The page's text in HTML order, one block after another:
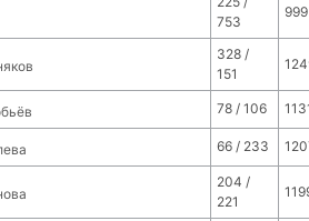
753
328 /
151
78 / 106
66 / 233
204 /
221